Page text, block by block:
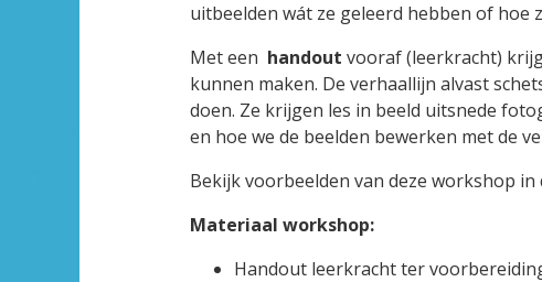
uitbeelden wát ze geleerd hebben of hoe
Met een handout vooraf (leerkracht)
kunnen maken. De verhaallijn alvast
doen. Ze krijgen les in beeld uitsnede
en hoe we de beelden bewerken met de
Bekijk voorbeelden van deze workshop in
Materiaal workshop:
Handout leerkracht ter